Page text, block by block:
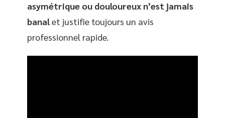
asymétrique ou douloureux n’est jamais
banalet justifie toujours un avis
professionnel rapide.